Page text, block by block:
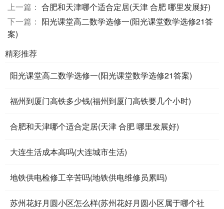
上一篇： 合肥和天津哪个适合定居(天津 合肥 哪里发展好)
下一篇： 阳光课堂高二数学选修一(阳光课堂数学选修21答
案)
精彩推荐
阳光课堂高二数学选修一(阳光课堂数学选修21答案)
福州到厦门高铁多少钱(福州到厦门高铁要几个小时)
合肥和天津哪个适合定居(天津 合肥 哪里发展好)
大连生活成本高吗(大连城市生活)
地铁供电检修工辛苦吗(地铁供电维修员累吗)
苏州花好月圆小区怎么样(苏州花好月圆小区属于哪个社